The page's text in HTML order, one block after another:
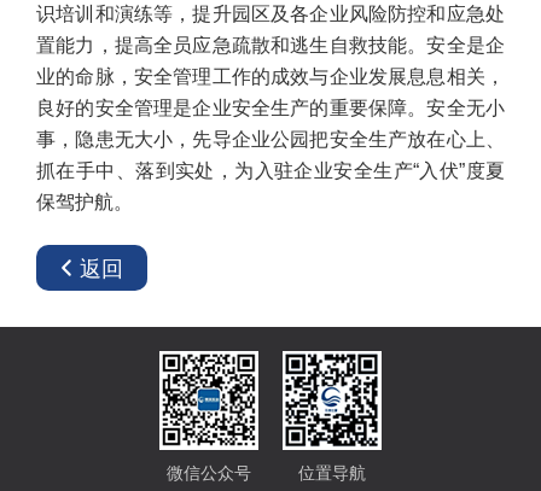
识培训和演练等，提升园区及各企业风险防控和应急处
置能力，提高全员应急疏散和逃生自救技能。安全是企
业的命脉，安全管理工作的成效与企业发展息息相关，
良好的安全管理是企业安全生产的重要保障。安全无小
事，隐患无大小，先导企业公园把安全生产放在心上、
抓在手中、落到实处，为入驻企业安全生产“入伏”度夏
保驾护航。
返回
微信公众号 位置导航